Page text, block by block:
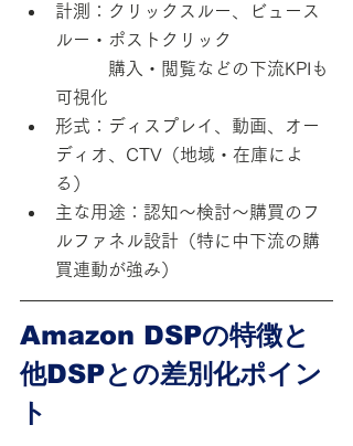
計測：クリックスルー、ビュース
ルー・ポストクリック
購入・閲覧などの下流KPIも
可視化
形式：ディスプレイ、動画、オー
ディオ、CTV（地域・在庫によ
る）
主な用途：認知～検討～購買のフ
ルファネル設計（特に中下流の購
買連動が強み）
Amazon DSPの特徴と
他DSPとの差別化ポイン
ト